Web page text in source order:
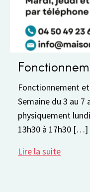
de
et horaires
du 3 au 7 août •
lundi et
à 17h30 […]
suite